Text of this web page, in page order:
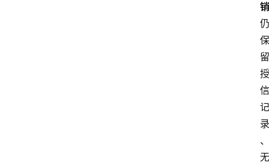
销
仍
保
留
授
信
记
录
、
无